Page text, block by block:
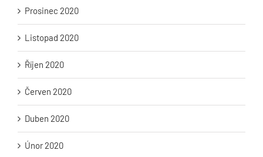
Prosinec 2020
Listopad 2020
Říjen 2020
Červen 2020
Duben 2020
Únor 2020